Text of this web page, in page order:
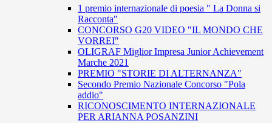
1 premio internazionale di poesia " La Donna si
Racconta"
CONCORSO G20 VIDEO "IL MONDO CHE
VORREI"
OLIGRAF Miglior Impresa Junior Achievement
Marche 2021
PREMIO "STORIE DI ALTERNANZA"
Secondo Premio Nazionale Concorso "Pola
addio"
RICONOSCIMENTO INTERNAZIONALE
PER ARIANNA POSANZINI